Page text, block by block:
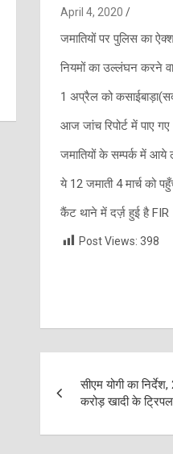
April 4, 2020
जमातियों पर पुलिस का
नियमों का उल्लंघन करने
1 अप्रैल को
आज जांच रिपोर्ट में पाए गए
जमातियों के सम्पर्क में आये
ये 12 जमाती 4 मार्च को
कैंट थाने में दर्ज़ हुई है FIR
Post Views: 398
navigation
सीएम योगी का
करोड़ खादी के